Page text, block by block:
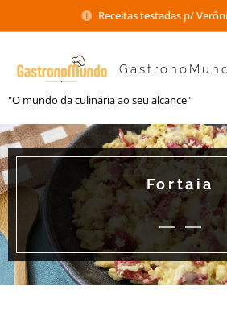
Receitas testadas p/
"O mundo da culinária ao seu alcance"
Fortaia